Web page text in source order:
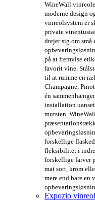
WineWall
moderne design
vinreolsystem er
private
drejer sig om
på at fremvise
favorit vine.
til at rumme en
Champagne,
én
installation
mursten.
forskellige
fleksibilitet i
forskellige farver
mat sort, krom
mere end bare
Expozio